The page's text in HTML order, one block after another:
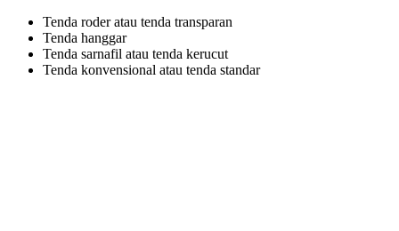
Tenda roder atau tenda transparan
Tenda hanggar
Tenda sarnafil atau tenda kerucut
Tenda konvensional atau tenda standar